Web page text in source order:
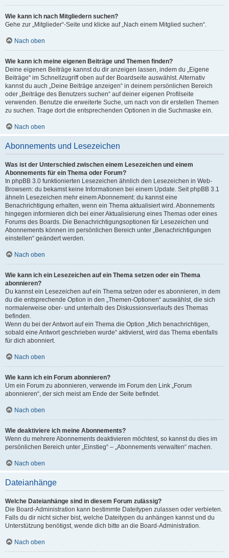
Wie kann ich nach Mitgliedern suchen?
Gehe zur „Mitglieder“-Seite und klicke auf „Nach einem Mitglied suchen“.
Nach oben
Wie kann ich meine eigenen Beiträge und Themen finden?
Deine eigenen Beiträge kannst du dir anzeigen lassen, indem du „Eigene
Beiträge“ im Schnellzugriff oben auf der Boardseite auswählst. Alternativ
kannst du auch „Deine Beiträge anzeigen“ in deinem persönlichen Bereich
oder „Beiträge des Benutzers suchen“ auf deiner eigenen Profilseite
verwenden. Benutze die erweiterte Suche, um nach von dir erstellen Themen
zu suchen. Trage dort die entsprechenden Optionen in die Suchmaske ein.
Nach oben
Abonnements und Lesezeichen
Was ist der Unterschied zwischen einem Lesezeichen und einem
Abonnements für ein Thema oder Forum?
In phpBB 3.0 funktionierten Lesezeichen ähnlich den Lesezeichen in Web-
Browsern: du bekamst keine Informationen bei einem Update. Seit phpBB 3.1
ähneln Lesezeichen mehr einem Abonnement: du kannst eine
Benachrichtigung erhalten, wenn ein Thema aktualisiert wird. Abonnements
hingegen informieren dich bei einer Aktualisierung eines Themas oder eines
Forums des Boards. Die Benachrichtigungsoptionen für Lesezeichen und
Abonnements können im persönlichen Bereich unter „Benachrichtigungen
einstellen“ geändert werden.
Nach oben
Wie kann ich ein Lesezeichen auf ein Thema setzen oder ein Thema
abonnieren?
Du kannst ein Lesezeichen auf ein Thema setzen oder es abonnieren, in dem
du die entsprechende Option in den „Themen-Optionen“ auswählst, die sich
normalerweise ober- und unterhalb des Diskussionsverlaufs des Themas
befinden.
Wenn du bei der Antwort auf ein Thema die Option „Mich benachrichtigen,
sobald eine Antwort geschrieben wurde“ aktivierst, wird das Thema ebenfalls
für dich abonniert.
Nach oben
Wie kann ich ein Forum abonnieren?
Um ein Forum zu abonnieren, verwende im Forum den Link „Forum
abonnieren“, der sich meist am Ende der Seite befindet.
Nach oben
Wie deaktiviere ich meine Abonnements?
Wenn du mehrere Abonnements deaktivieren möchtest, so kannst du dies im
persönlichen Bereich unter „Einstieg“ – „Abonnements verwalten“ machen.
Nach oben
Dateianhänge
Welche Dateianhänge sind in diesem Forum zulässig?
Die Board-Administration kann bestimmte Dateitypen zulassen oder verbieten.
Falls du dir nicht sicher bist, welche Dateitypen du anhängen kannst und du
Unterstützung benötigst, wende dich bitte an die Board-Administration.
Nach oben